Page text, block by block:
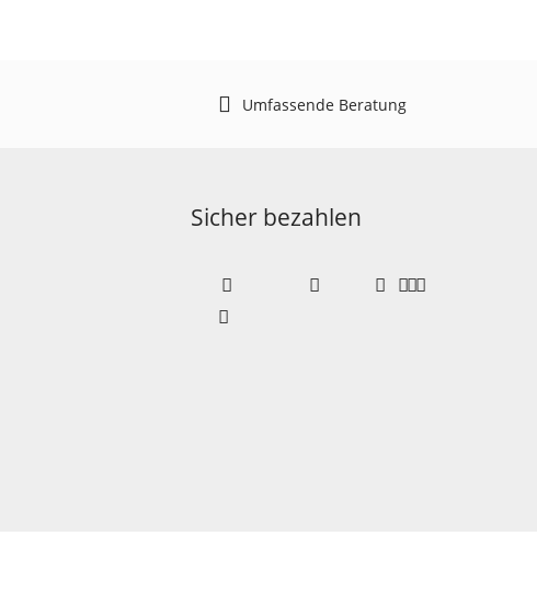
Umfassende Beratung
Sicher bezahlen